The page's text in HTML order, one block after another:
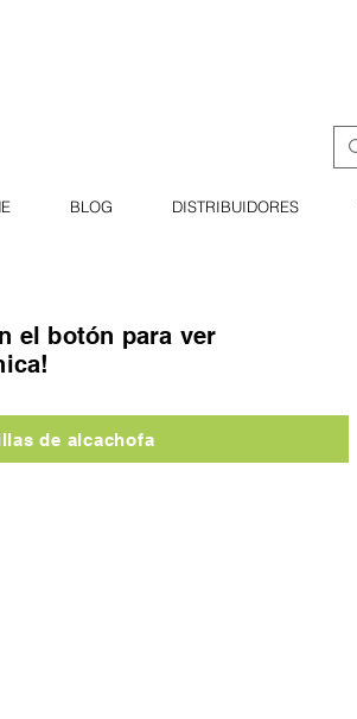
BLOG DISTRIBUIDORES
el botón para ver
de alcachofa